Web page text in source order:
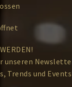
unseren
Trends und